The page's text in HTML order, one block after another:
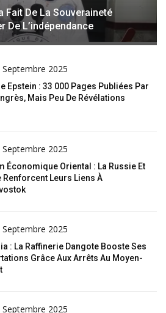
Fait De La Souveraineté
De L’indépendance
Septembre 2025
Epstein : 33 000 Pages Publiées Par
Mais Peu De Révélations
Septembre 2025
Économique Oriental : La Russie Et
Renforcent Leurs Liens À
Septembre 2025
: La Raffinerie Dangote Booste Ses
Grâce Aux Arrêts Au Moyen-
Septembre 2025